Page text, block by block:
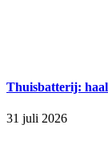
Thuisbatterij: haal
31 juli 2026